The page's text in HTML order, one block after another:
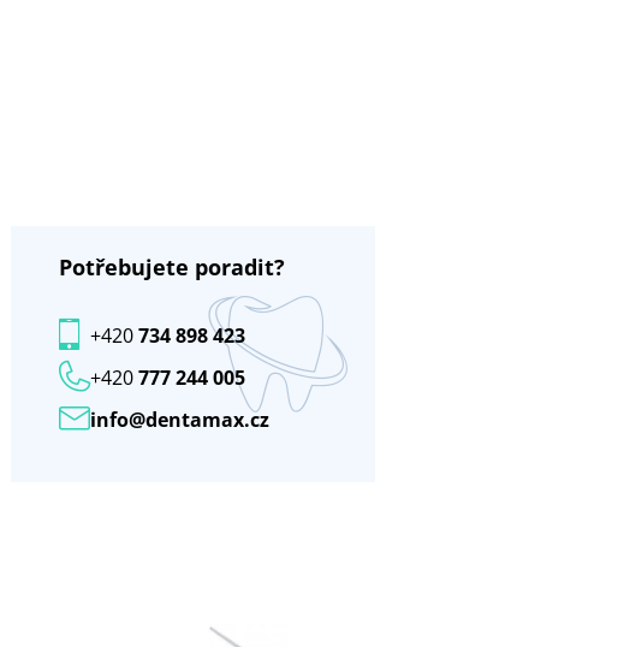
Potřebujete poradit?
info@dentamax.cz
+420777 244 005
+420734 898 423